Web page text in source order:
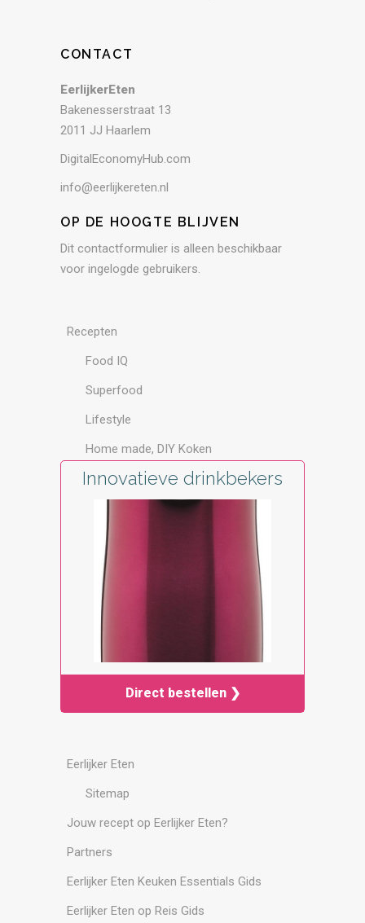
CONTACT
EerlijkerEten
Bakenesserstraat 13
2011 JJ Haarlem
DigitalEconomyHub.com
info@eerlijkereten.nl
OP DE HOOGTE BLIJVEN
Dit contactformulier is alleen beschikbaar
voor ingelogde gebruikers.
Recepten
Food IQ
Superfood
Lifestyle
Home made, DIY Koken
Innovatieve drinkbekers
Direct bestellen ❯
Eerlijker Eten
Sitemap
Jouw recept op Eerlijker Eten?
Partners
Eerlijker Eten Keuken Essentials Gids
Eerlijker Eten op Reis Gids